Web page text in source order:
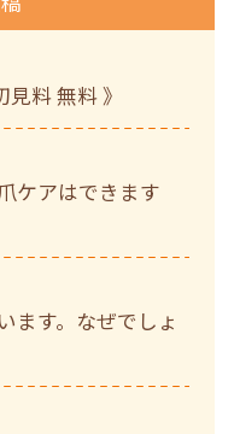
料 無料 》
ケアはできます
ます。なぜでしょ